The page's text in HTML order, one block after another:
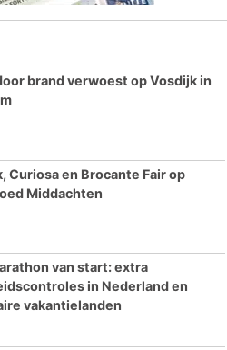
brand verwoest op Vosdijk in
Curiosa en Brocante Fair op
Middachten
van start: extra
in Nederland en
vakantielanden